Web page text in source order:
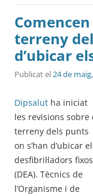
terreny
d’ubicar
Publicat el24 de
Dipsalut ha iniciat
les revisions sobre
terreny dels punts
on s’han d’ubicar
desfibril·ladors fixos
(DEA). Tècnics de
l’Organisme i de